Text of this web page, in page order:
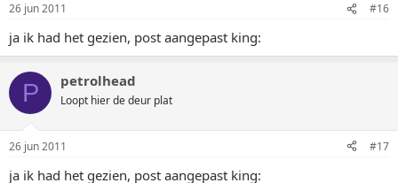
26 jun 2011 #16
ja ik had het gezien, post aangepast king:
P petrolhead
Loopt hier de deur plat
26 jun 2011 #17
ja ik had het gezien, post aangepast king: